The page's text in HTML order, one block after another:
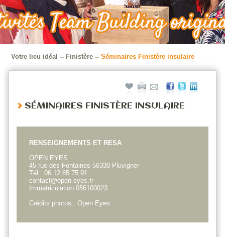
Votre lieu idéal -- Finistère -- Séminaires Finistère insulaire
SÉMINAIRES FINISTÈRE INSULAIRE
RENSEIGNEMENTS ET RESA
OPEN EYES
45 rue des Fontaines 56330 Pluvigner
Tél : 06 12 65 75 91
contact@open-eyes.fr
Immatriculation 056100023
Crédits photos : Open Eyes